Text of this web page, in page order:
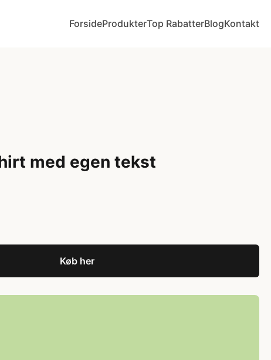
ForsideProdukterTop RabatterBlogKontakt
med egen tekst
Køb her